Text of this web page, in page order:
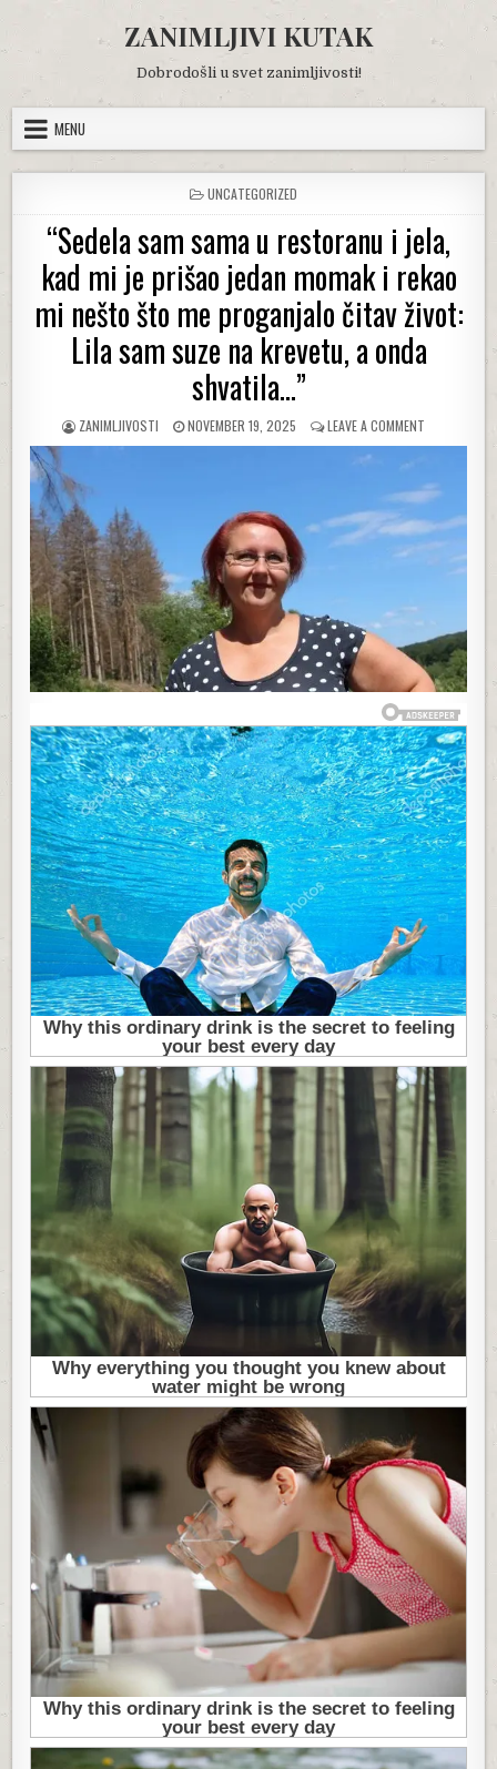
content
ZANIMLJIVI KUTAK
Dobrodošli u svet zanimljivosti!
MENU
POSTED
IN
UNCATEGORIZED
“Sedela sam sama u restoranu i jela,
kad mi je prišao jedan momak i rekao
mi nešto što me proganjalo čitav život:
Lila sam suze na krevetu, a onda
shvatila…”
AUTHOR:
ZANIMLJIVOSTI
PUBLISHED
DATE:
NOVEMBER 19, 2025 LEAVE A COMMENTON
“SEDELA
SAMA
U
RESTORANU
I
PRIŠAO
JEDAN
MOMAK
I
REKAO
MI
NEŠTO
ŠTO
ME
PROGANJALO
ČITAV
ŽIVOT:
LILA
SAM
SUZE
NA
KREVETU,
ONDA
SHVATILA…”